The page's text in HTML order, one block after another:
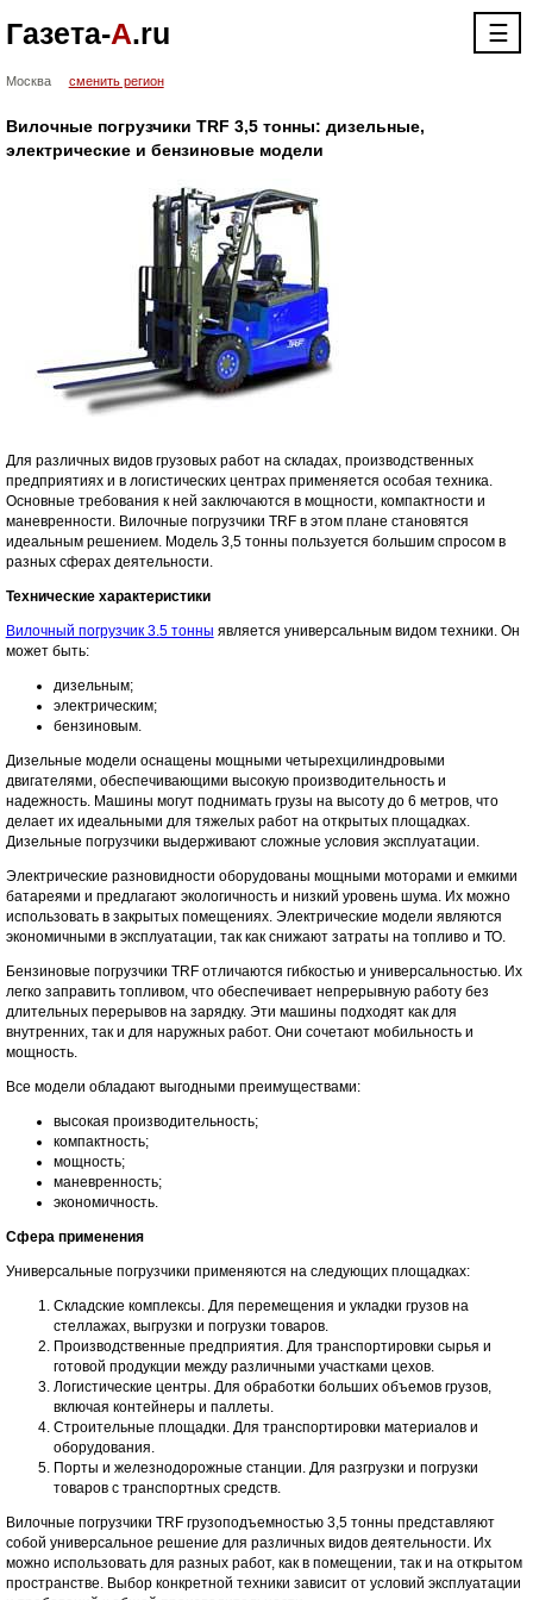
Газета-А.ru ☰
Москва сменить регион
Вилочные погрузчики TRF 3,5 тонны: дизельные,
электрические и бензиновые модели
Для различных видов грузовых работ на складах, производственных
предприятиях и в логистических центрах применяется особая техника.
Основные требования к ней заключаются в мощности, компактности и
маневренности. Вилочные погрузчики TRF в этом плане становятся
идеальным решением. Модель 3,5 тонны пользуется большим спросом в
разных сферах деятельности.
Технические характеристики
Вилочный погрузчик 3.5 тонны является универсальным видом техники. Он
может быть:
дизельным;
электрическим;
бензиновым.
Дизельные модели оснащены мощными четырехцилиндровыми
двигателями, обеспечивающими высокую производительность и
надежность. Машины могут поднимать грузы на высоту до 6 метров, что
делает их идеальными для тяжелых работ на открытых площадках.
Дизельные погрузчики выдерживают сложные условия эксплуатации.
Электрические разновидности оборудованы мощными моторами и емкими
батареями и предлагают экологичность и низкий уровень шума. Их можно
использовать в закрытых помещениях. Электрические модели являются
экономичными в эксплуатации, так как снижают затраты на топливо и ТО.
Бензиновые погрузчики TRF отличаются гибкостью и универсальностью. Их
легко заправить топливом, что обеспечивает непрерывную работу без
длительных перерывов на зарядку. Эти машины подходят как для
внутренних, так и для наружных работ. Они сочетают мобильность и
мощность.
Все модели обладают выгодными преимуществами:
высокая производительность;
компактность;
мощность;
маневренность;
экономичность.
Сфера применения
Универсальные погрузчики применяются на следующих площадках:
Складские комплексы. Для перемещения и укладки грузов на
стеллажах, выгрузки и погрузки товаров.
Производственные предприятия. Для транспортировки сырья и
готовой продукции между различными участками цехов.
Логистические центры. Для обработки больших объемов грузов,
включая контейнеры и паллеты.
Строительные площадки. Для транспортировки материалов и
оборудования.
Порты и железнодорожные станции. Для разгрузки и погрузки
товаров с транспортных средств.
Вилочные погрузчики TRF грузоподъемностью 3,5 тонны представляют
собой универсальное решение для различных видов деятельности. Их
можно использовать для разных работ, как в помещении, так и на открытом
пространстве. Выбор конкретной техники зависит от условий эксплуатации